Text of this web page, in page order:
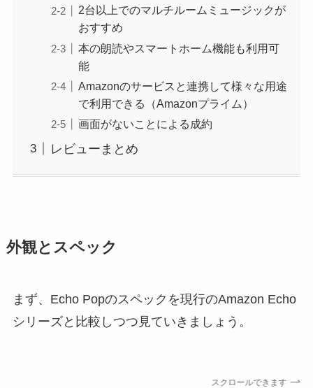
2台以上でのマルチルームミュージックが
おすすめ
本の朗読やスマートホーム機能も利用可
能
Amazonのサービスと連携して様々な用途
で利用できる（Amazonプライム）
画面がないことによる成約
レビューまとめ
外観とスペック
まず、Echo Popのスペックを現行のAmazon Echo
シリーズと比較しつつ見ていきましょう。
スクロールできます